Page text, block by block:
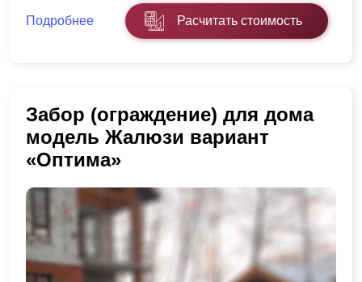
Подробнее Расчитать стоимость
Забор (ограждение) для дома
модель Жалюзи вариант
«Оптима»